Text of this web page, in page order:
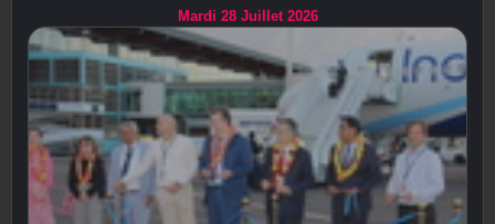
Mardi 28 Juillet 2026